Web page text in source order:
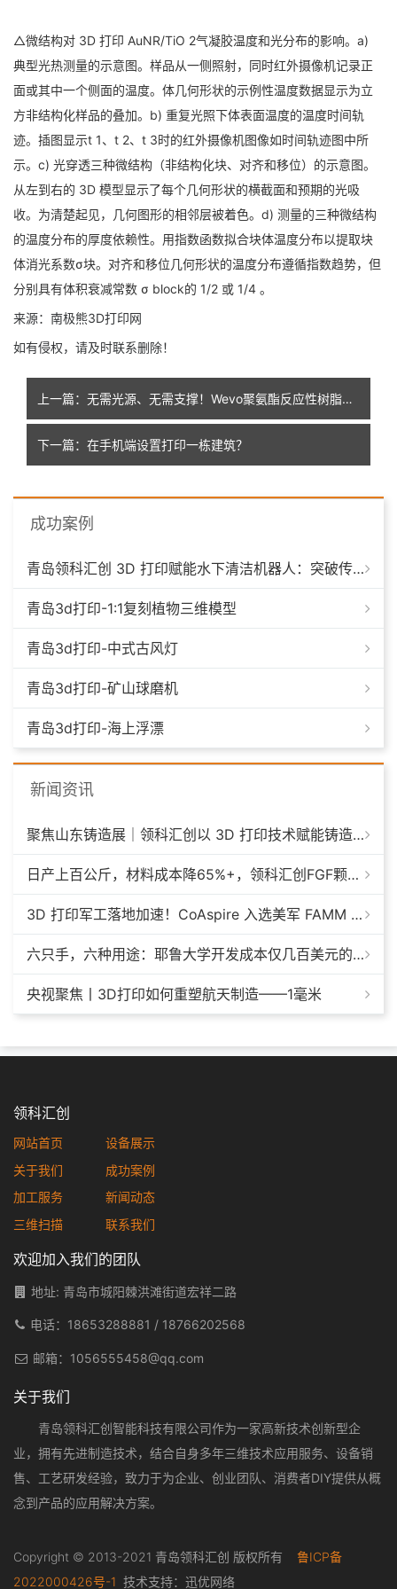
△微结构对 3D 打印 AuNR/TiO 2气凝胶温度和光分布的影响。a)
典型光热测量的示意图。样品从一侧照射，同时红外摄像机记录正
面或其中一个侧面的温度。体几何形状的示例性温度数据显示为立
方非结构化样品的叠加。b) 重复光照下体表面温度的温度时间轨
迹。插图显示t 1、t 2、t 3时的红外摄像机图像如时间轨迹图中所
示。c) 光穿透三种微结构（非结构化块、对齐和移位）的示意图。
从左到右的 3D 模型显示了每个几何形状的横截面和预期的光吸
收。为清楚起见，几何图形的相邻层被着色。d) 测量的三种微结构
的温度分布的厚度依赖性。用指数函数拟合块体温度分布以提取块
体消光系数σ块。对齐和移位几何形状的温度分布遵循指数趋势，但
分别具有体积衰减常数 σ block的 1/2 或 1/4 。
来源：南极熊3D打印网
如有侵权，请及时联系删除！
上一篇：无需光源、无需支撑！Wevo聚氨酯反应性树脂3D打印技术，纺织应用潜力巨大
下一篇：在手机端设置打印一栋建筑？
成功案例
青岛领科汇创 3D 打印赋能水下清洁机器人：突破传统制造，深耕海洋智能装备新场景
青岛3d打印-1:1复刻植物三维模型
青岛3d打印-中式古风灯
青岛3d打印-矿山球磨机
青岛3d打印-海上浮漂
新闻资讯
聚焦山东铸造展｜领科汇创以 3D 打印技术赋能铸造模具革新
日产上百公斤，材料成本降65%+，领科汇创FGF颗粒料3D打印机
3D 打印军工落地加速！CoAspire 入选美军 FAMM 导弹项目，RAACM 巡航导弹依托增材制造推进量产
六只手，六种用途：耶鲁大学开发成本仅几百美元的3D打印多功能假肢套装
央视聚焦丨3D打印如何重塑航天制造——1毫米
领科汇创
网站首页
关于我们
加工服务
三维扫描
设备展示
成功案例
新闻动态
联系我们
欢迎加入我们的团队
地址: 青岛市城阳棘洪滩街道宏祥二路
电话： 18653288881 / 18766202568
邮箱： 1056555458@qq.com
关于我们
青岛领科汇创智能科技有限公司作为一家高新技术创新型企
业，拥有先进制造技术，结合自身多年三维技术应用服务、设备销
售、工艺研发经验，致力于为企业、创业团队、消费者DIY提供从概
念到产品的应用解决方案。
Copyright © 2013-2021 青岛领科汇创 版权所有 鲁ICP备
2022000426号-1 技术支持： 迅优网络